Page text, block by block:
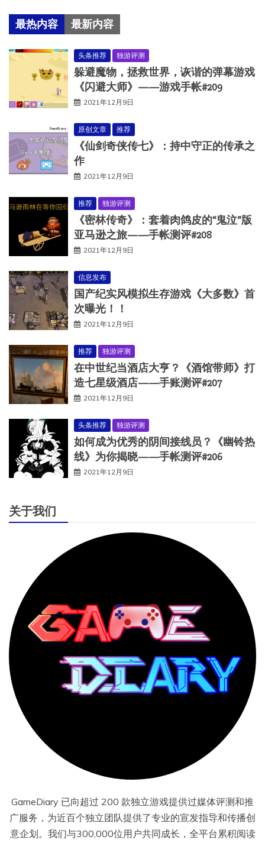
最热内容 最新内容
头条推荐 独游评测
躲避魔物，拯救世界，诙谐的弹幕游戏
《闪避大师》——游戏手帐#209
2021年12月9日
原创文章 推荐
《仙剑奇侠传七》：持中守正的传承之
作
2021年12月9日
推荐 独游评测
《密林传奇》：套着肉鸽皮的“鬼泣”版
亚马逊之旅——手帐测评#208
2021年12月9日
信息发布
国产纪实风模拟生存游戏《大多数》首
次曝光！！
2021年12月9日
推荐 独游评测
在中世纪当酒店大亨？《酒馆带师》打
造七星级酒店——手账测评#207
2021年12月9日
头条推荐 独游评测
如何成为优秀的阴间接线员？《幽铃热
线》为你揭晓——手帐测评#206
2021年12月9日
关于我们
GameDiary 已向超过 200 款独立游戏提供过媒体评测和推
广服务，为近百个独立团队提供了专业的宣发指导和传播创
意企划。我们与300,000位用户共同成长，全平台累积阅读